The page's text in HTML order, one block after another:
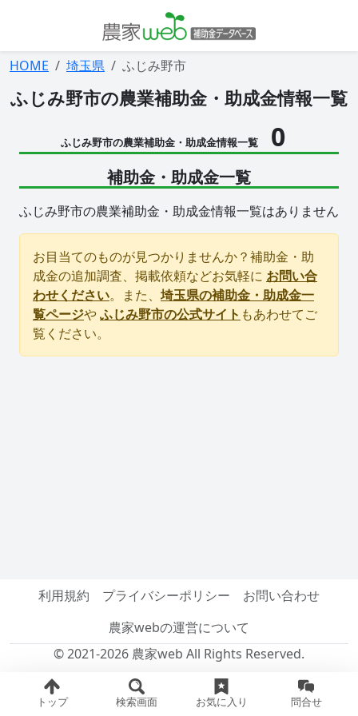
HOME 埼玉県 ふじみ野市
ふじみ野市の農業補助金・助成金情報一覧
ふじみ野市の農業補助金・助成金情報一覧 0
補助金・助成金一覧
ふじみ野市の農業補助金・助成金情報一覧はありません
お目当てのものが見つかりませんか？補助金・助
成金の追加調査、掲載依頼などお気軽に お問い合
わせください。また、 埼玉県の補助金・助成金一
覧ページやふじみ野市の公式サイト もあわせてご
覧ください。
利用規約 プライバシーポリシー
お問い合わせ
農家webの運営について
© 2021-2026 農家web All Rights Reserved.
トップ 検索画面 お気に入り 問合せ